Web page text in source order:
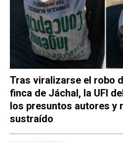
Tras viralizarse el robo
finca de Jáchal, la UFI
los presuntos autores y
sustraído